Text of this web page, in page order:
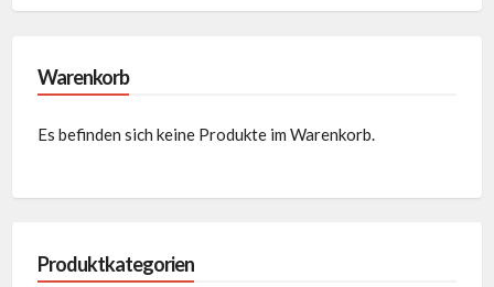
Warenkorb
Es befinden sich keine Produkte im Warenkorb.
Produktkategorien